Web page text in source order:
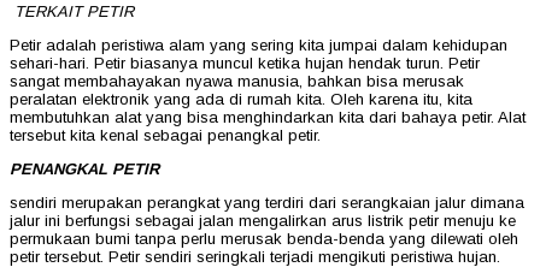
TERKAIT PETIR
Petir adalah peristiwa alam yang sering kita jumpai dalam kehidupan
sehari-hari. Petir biasanya muncul ketika hujan hendak turun. Petir
sangat membahayakan nyawa manusia, bahkan bisa merusak
peralatan elektronik yang ada di rumah kita. Oleh karena itu, kita
membutuhkan alat yang bisa menghindarkan kita dari bahaya petir. Alat
tersebut kita kenal sebagai penangkal petir.
PENANGKAL PETIR
sendiri merupakan perangkat yang terdiri dari serangkaian jalur dimana
jalur ini berfungsi sebagai jalan mengalirkan arus listrik petir menuju ke
permukaan bumi tanpa perlu merusak benda-benda yang dilewati oleh
petir tersebut. Petir sendiri seringkali terjadi mengikuti peristiwa hujan.